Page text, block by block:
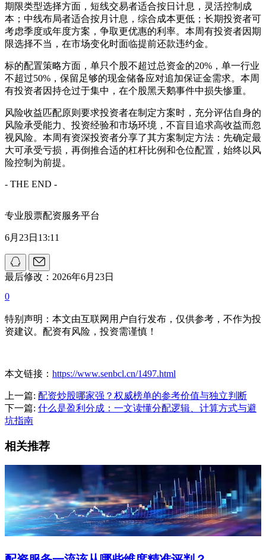
期限类型选择方面，短线交易者适合按日计息，灵活控制成
本；中线布局者适合按月计息，综合成本更低；长期投资者可
考虑季度或年度方案，争取更优惠的利率。本周有投资者因期
限选择不当，在市场变化时面临提前还款违约金。
标的配置策略方面，单只个股不超过总资金的20%，单一行业
不超过50%，保留足够的现金储备应对追加保证金需求。本周
有投资者因持仓过于集中，在个股黑天鹅事件中损失惨重。
风险收益匹配原则要求投资者在制定方案时，充分评估自身的
风险承受能力、投资经验和市场环境，不盲目追求高收益而忽
视风险。本周有资深投资者分享了其方案制定方法：先确定最
大可承受亏损，再倒推合适的杠杆比例和仓位配置，始终以风
险控制为前提。
- THE END -
专业股票配资服务平台
6月23日13:11
最后修改：2026年6月23日
0
特别声明：本文由互联网用户自行发布，仅供参考，不作为投
资建议。配资有风险，投资需谨慎！
本文链接： https://www.senbcl.cn/1497.html
上一篇: 配资炒股哪家强？权威榜单的参考价值与独立判断
下一篇: 什么是盈利分成：一文读懂分配逻辑、计算方式与避
坑指南
相关推荐